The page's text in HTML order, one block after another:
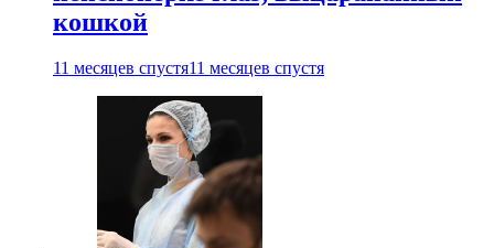
кошкой
11 месяцев спустя11 месяцев спустя